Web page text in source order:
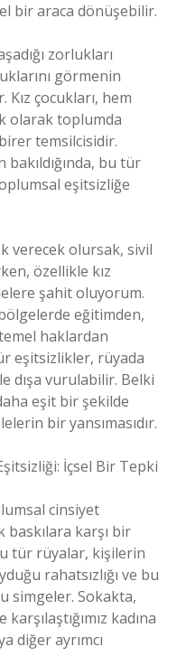
bir araca dönüşebilir.
zorlukları
görmenin
çocukları, hem
olarak toplumda
birer temsilcisidir.
bu tür
eşitsizliğe
verecek olursak, sivil
özellikle kız
şahit oluyorum.
eğitimden,
haklardan
eşitsizlikler, rüyada
dışa vurulabilir. Belki
eşit bir şekilde
bir yansımasıdır.
İçsel Bir Tepki
cinsiyet
baskılara karşı bir
tür rüyalar, kişilerin
rahatsızlığı ve bu
simgeler. Sokakta,
kadına
diğer ayrımcı